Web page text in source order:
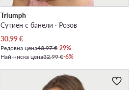
Triumph
Сутиен с банели · Розов
Актуална цена
30,99€
Редовна цена43,97 €-29%
Най-ниска цена32,99 €-6%